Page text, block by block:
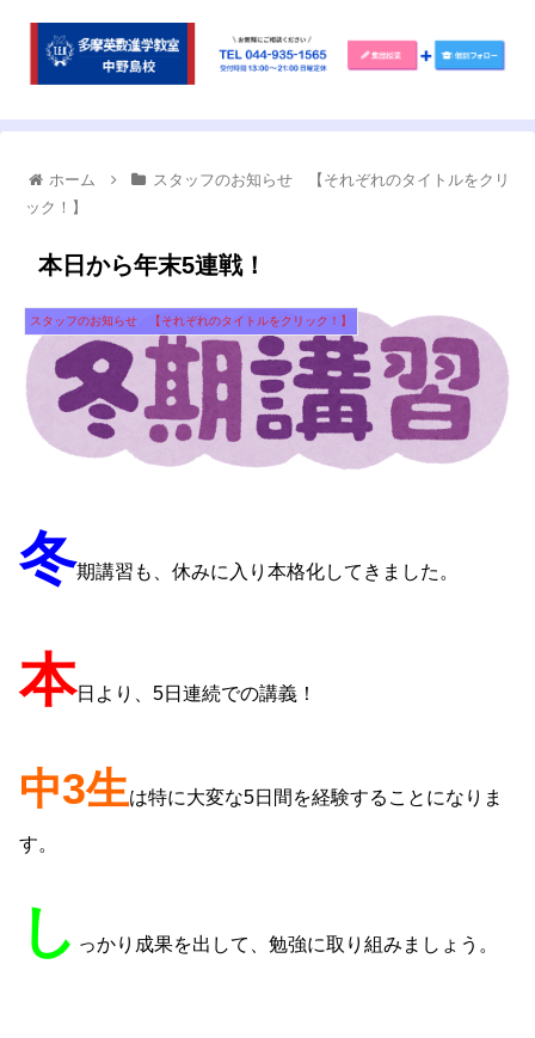
ホーム
スタッフのお知らせ 【それぞれのタイトルをクリ
ック！】
本日から年末5連戦！
スタッフのお知らせ 【それぞれのタイトルをクリック！】
冬期講習も、休みに入り本格化してきました。
本日より、5日連続での講義！
中3生は特に大変な5日間を経験することになりま
す。
し っかり成果を出して、勉強に取り組みましょう。